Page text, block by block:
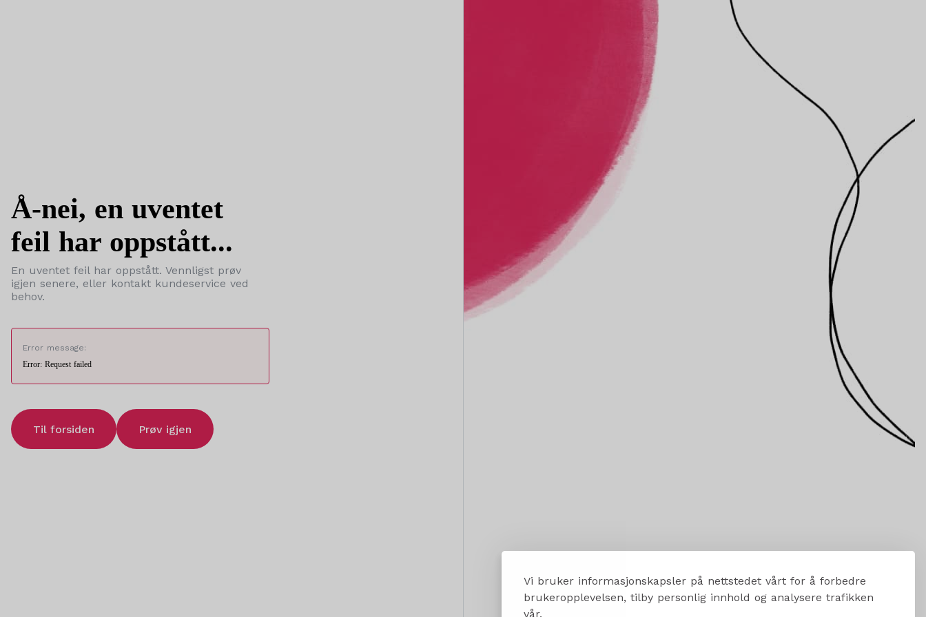
Vi bruker informasjonskapsler på nettstedet vårt for å forbedre
brukeropplevelsen, tilby personlig innhold og analysere trafikken
vår.
Å-nei, en uventet
feil har oppstått...
En uventet feil har oppstått. Vennligst prøv
igjen senere, eller kontakt kundeservice ved
behov.
Error message:
Error: Request failed
Til forsiden Prøv igjen